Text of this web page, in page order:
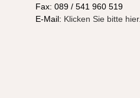
Fax: 089 / 541 960 519
E-Mail: Klicken Sie bitte hier.